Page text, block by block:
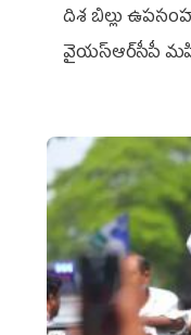
దిశ బిల్లు
వైయ‌స్ఆర్‌సీపీ